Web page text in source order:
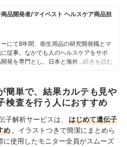
品開発者/マイベスト ヘルスケア商品担
にて8年間、衛生用品の研究開発職とマ
従事。なかでも人のヘルスケアをサポ
発を専門とし、日本と海外を合わせて
を担当。「ユーザーが知りたいことを
きわかりやすく提供する」をモットー
取り組んでいる。
ロフィール
…続きを読む
簡単で、結果カルテも見や
検査を行う人におすすめ
子解析サービスは、
はじめて遺伝子
め 。イラストつきで簡潔にまとめら
に使用したモニター全員がスムーズ